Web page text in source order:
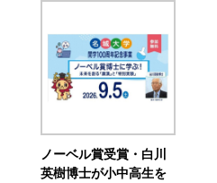
ノーベル賞受賞・白川
英樹博士が小中高生を